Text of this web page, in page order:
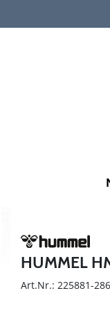
HUMMEL
Art.Nr.: 225881-